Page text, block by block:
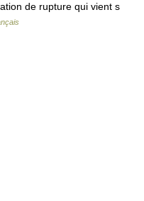
de rupture qui vient s